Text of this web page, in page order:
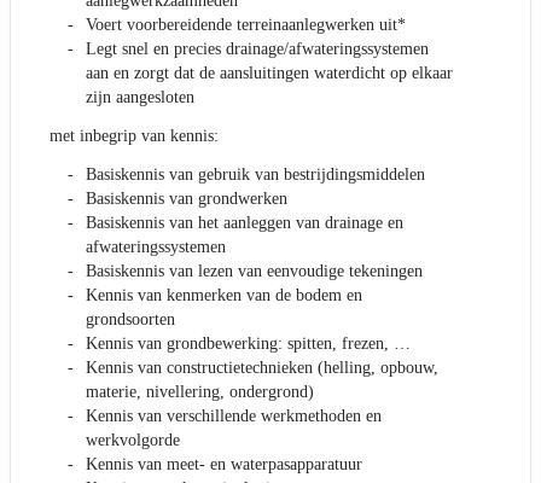
Voert voorbereidende terreinaanlegwerken uit*
Legt snel en precies drainage/afwateringssystemen
aan en zorgt dat de aansluitingen waterdicht op elkaar
zijn aangesloten
met inbegrip van kennis:
Basiskennis van gebruik van bestrijdingsmiddelen
Basiskennis van grondwerken
Basiskennis van het aanleggen van drainage en
afwateringssystemen
Basiskennis van lezen van eenvoudige tekeningen
Kennis van kenmerken van de bodem en
grondsoorten
Kennis van grondbewerking: spitten, frezen, …
Kennis van constructietechnieken (helling, opbouw,
materie, nivellering, ondergrond)
Kennis van verschillende werkmethoden en
werkvolgorde
Kennis van meet- en waterpasapparatuur